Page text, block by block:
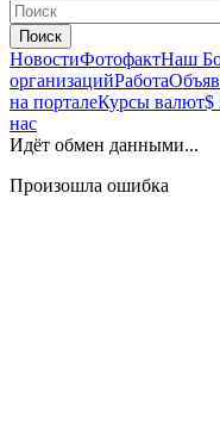
Поиск
НовостиФотофактНаш
организацийРабота
на порталеКурсы валют$
нас
Идёт обмен данными...
Произошла ошибка